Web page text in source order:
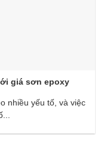
giá sơn epoxy
nhiều yếu tố, và việc